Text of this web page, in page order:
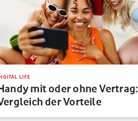
LIFE
mit oder ohne Vertrag:
der Vorteile